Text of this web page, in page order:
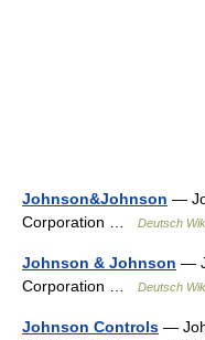
Johnson&Johnson —
Corporation …
Deutsch
Johnson & Johnson —
Corporation …
Deutsch
Johnson Controls —